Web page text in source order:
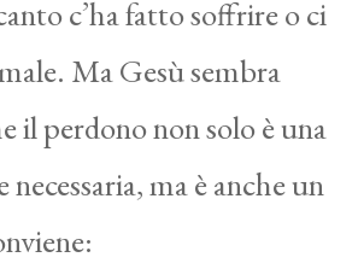
c’ha fatto soffrire o ci
Ma Gesù sembra
il perdono non solo è una
necessaria, ma è anche un